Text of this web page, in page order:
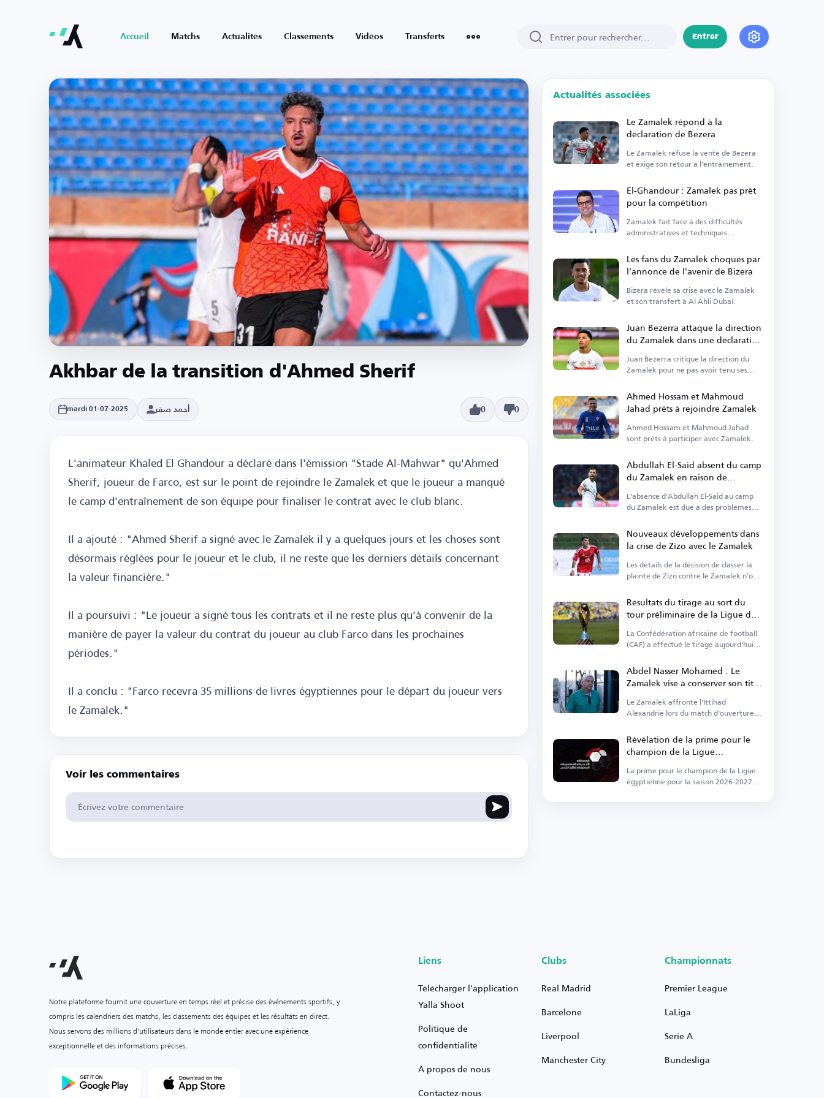
Accueil Matchs Actualités Classements Vidéos Transferts Entrer
Akhbar de la transition d'Ahmed Sherif
mardi 01-07-2025 أحمد صقر 0 0
L'animateur Khaled El Ghandour a déclaré dans l'émission "Stade Al-Mahwar" qu'Ahmed
Sherif, joueur de Farco, est sur le point de rejoindre le Zamalek et que le joueur a manqué
le camp d'entraînement de son équipe pour finaliser le contrat avec le club blanc.
Il a ajouté : "Ahmed Sherif a signé avec le Zamalek il y a quelques jours et les choses sont
désormais réglées pour le joueur et le club, il ne reste que les derniers détails concernant
la valeur financière."
Il a poursuivi : "Le joueur a signé tous les contrats et il ne reste plus qu'à convenir de la
manière de payer la valeur du contrat du joueur au club Farco dans les prochaines
périodes."
Il a conclu : "Farco recevra 35 millions de livres égyptiennes pour le départ du joueur vers
le Zamalek."
Voir les commentaires
Actualités associées
Le Zamalek répond à la
déclaration de Bezera
Le Zamalek refuse la vente de Bezera
et exige son retour à l'entraînement.
El-Ghandour : Zamalek pas prêt
pour la compétition
Zamalek fait face à des difficultés
administratives et techniques
Les fans du Zamalek choqués par
l'annonce de l'avenir de Bizera
Bizera révèle sa crise avec le Zamalek
et son transfert à Al Ahli Dubai.
Juan Bezerra attaque la direction
du Zamalek dans une déclaration
Juan Bezerra critique la direction du
Zamalek pour ne pas avoir tenu ses
Ahmed Hossam et Mahmoud
Jahad prêts à rejoindre Zamalek
Ahmed Hossam et Mahmoud Jahad
sont prêts à participer avec Zamalek.
Abdullah El-Said absent du camp
du Zamalek en raison de
créances non réglées
L'absence d'Abdullah El-Said au camp
du Zamalek est due à des problèmes
Nouveaux développements dans
la crise de Zizo avec le Zamalek
Les détails de la décision de classer la
plainte de Zizo contre le Zamalek n'ont
Résultats du tirage au sort du
tour préliminaire de la Ligue des
champions CAF 2026-2027
La Confédération africaine de football
(CAF) a effectué le tirage aujourd'hui
Abdel Nasser Mohamed : Le
Zamalek vise à conserver son titre
de la Ligue égyptienne
Le Zamalek affronte l'Ittihad
Alexandrie lors du match d'ouverture
Révélation de la prime pour le
champion de la Ligue
égyptienne 2026-2027
La prime pour le champion de la Ligue
égyptienne pour la saison 2026-2027
Notre plateforme fournit une couverture en temps réel et précise des événements sportifs, y
compris les calendriers des matchs, les classements des équipes et les résultats en direct.
Nous servons des millions d'utilisateurs dans le monde entier avec une expérience
exceptionnelle et des informations précises.
Liens
Télécharger l'application
Yalla Shoot
Politique de
confidentialité
À propos de nous
Contactez-nous
Clubs
Real Madrid
Barcelone
Liverpool
Manchester City
Championnats
Premier League
LaLiga
Serie A
Bundesliga